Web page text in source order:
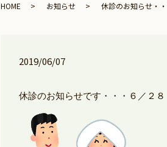
HOME お知らせ 休診のお知らせ・
2019/06/07
休診のお知らせです・・・６／２８